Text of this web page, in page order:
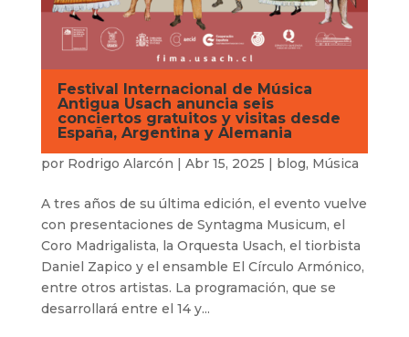
Festival Internacional de Música
Antigua Usach anuncia seis
conciertos gratuitos y visitas desde
España, Argentina y Alemania
por Rodrigo Alarcón | Abr 15, 2025 | blog, Música
A tres años de su última edición, el evento vuelve
con presentaciones de Syntagma Musicum, el
Coro Madrigalista, la Orquesta Usach, el tiorbista
Daniel Zapico y el ensamble El Círculo Armónico,
entre otros artistas. La programación, que se
desarrollará entre el 14 y...